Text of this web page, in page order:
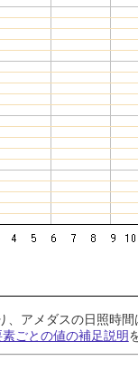
、アメダスの日照時
素ごとの値の補足説明